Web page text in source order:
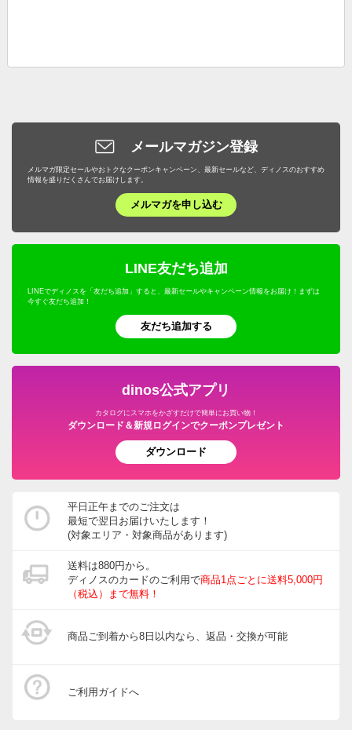
メールマガジン登録
メルマガ限定セールやおトクなクーポンキャンペーン、最新セールなど、ディノスのおすすめ
情報を盛りだくさんでお届けします。
メルマガを申し込む
LINE友だち追加
LINEでディノスを「友だち追加」すると、最新セールやキャンペーン情報をお届け！まずは
今すぐ友だち追加！
友だち追加する
dinos公式アプリ
カタログにスマホをかざすだけで簡単にお買い物！
ダウンロード＆新規ログインでクーポンプレゼント
ダウンロード
平日正午までのご注文は
最短で翌日お届けいたします！
(対象エリア・対象商品があります)
送料は880円から。
ディノスのカードのご利用で商品1点ごとに送料5,000円
（税込）まで無料！
商品ご到着から8日以内なら、返品・交換が可能
ご利用ガイドへ